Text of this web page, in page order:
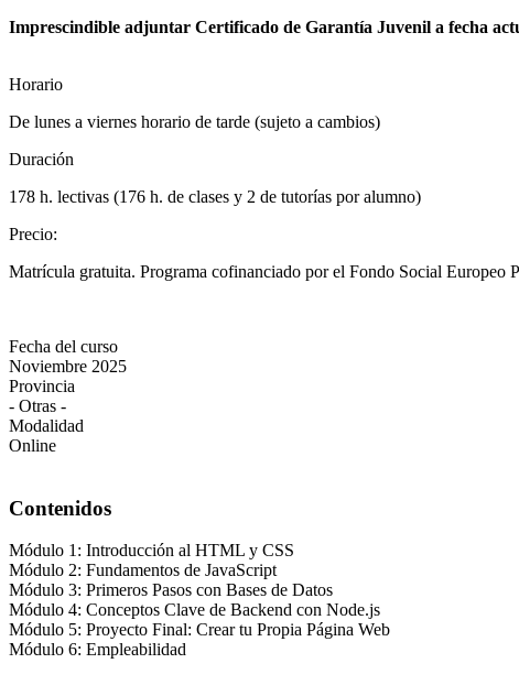
Imprescindible adjuntar Certificado de Garantía Juvenil a fecha
Horario
De lunes a viernes horario de tarde (sujeto a cambios)
Duración
178 h. lectivas (176 h. de clases y 2 de tutorías por alumno)
Precio:
Matrícula gratuita. Programa cofinanciado por el Fondo Social Europeo
Fecha del curso
Noviembre 2025
Provincia
- Otras -
Modalidad
Online
Contenidos
Módulo 1: Introducción al HTML y CSS
Módulo 2: Fundamentos de JavaScript
Módulo 3: Primeros Pasos con Bases de Datos
Módulo 4: Conceptos Clave de Backend con Node.js
Módulo 5: Proyecto Final: Crear tu Propia Página Web
Módulo 6: Empleabilidad